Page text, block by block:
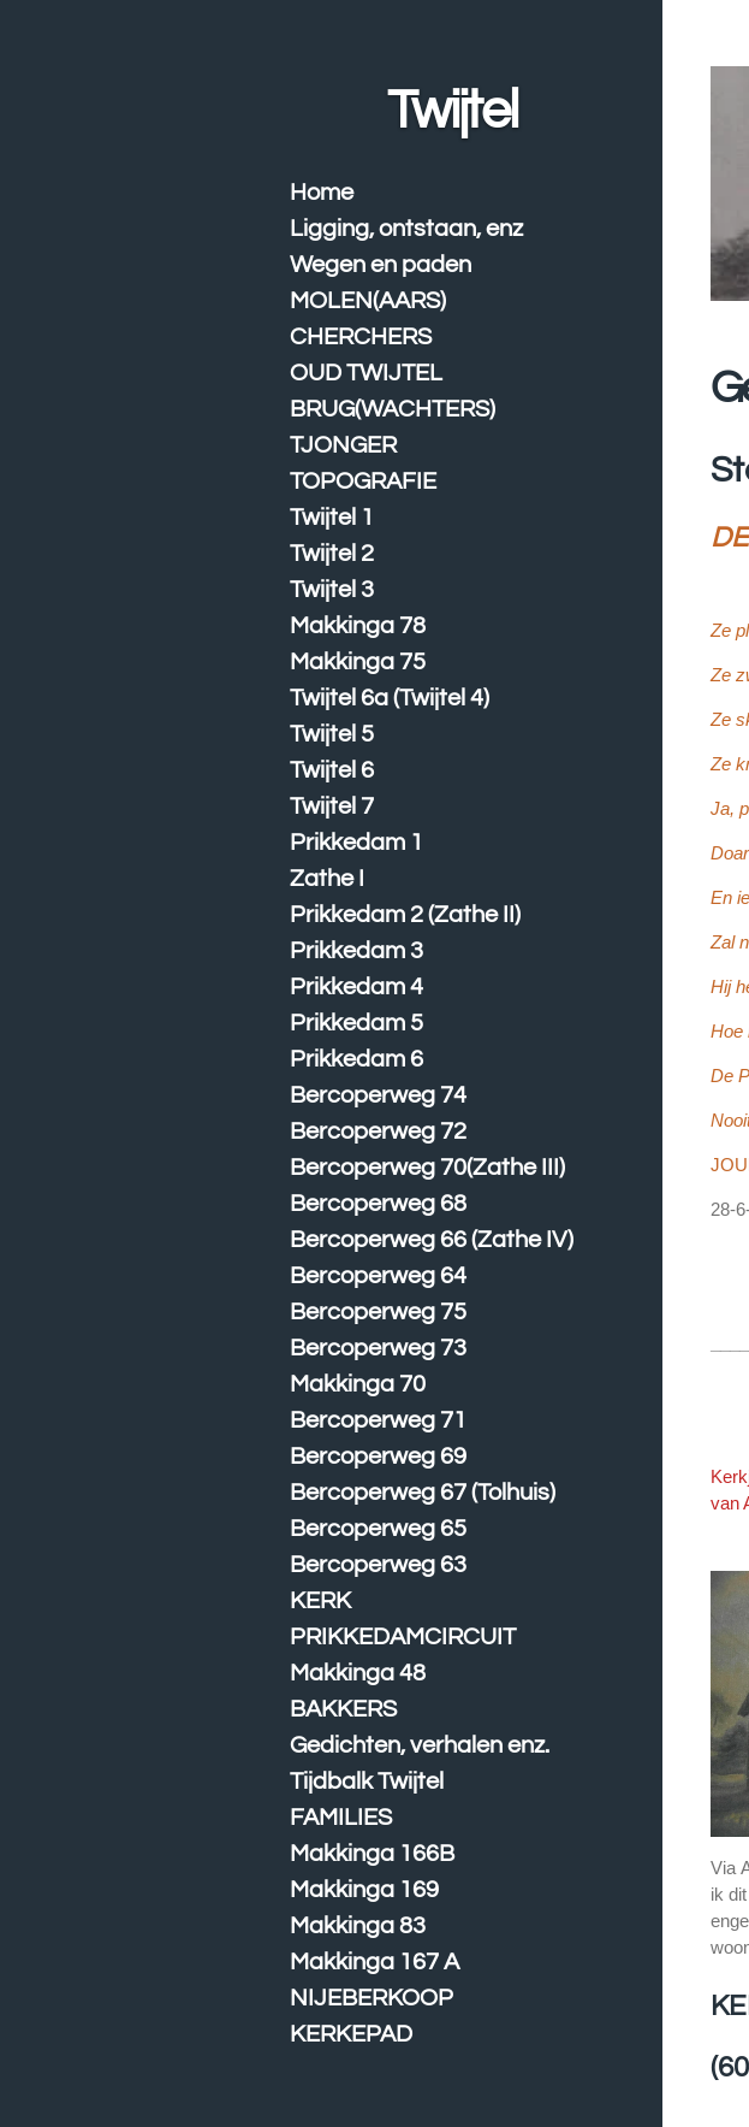
Ze
Ze
Ze
Ze
Ja,
En
Zal
Hij
Hoe
De
28-
van
Via
ik
Twijtel
Home
Ligging, ontstaan, enz
Wegen en paden
MOLEN(AARS)
CHERCHERS
OUD TWIJTEL
BRUG(WACHTERS)
TJONGER
TOPOGRAFIE
Twijtel 1
Twijtel 2
Twijtel 3
Makkinga 78
Makkinga 75
Twijtel 6a (Twijtel 4)
Twijtel 5
Twijtel 6
Twijtel 7
Prikkedam 1
Zathe I
Prikkedam 2 (Zathe II)
Prikkedam 3
Prikkedam 4
Prikkedam 5
Prikkedam 6
Bercoperweg 74
Bercoperweg 72
Bercoperweg 70(Zathe III)
Bercoperweg 68
Bercoperweg 66 (Zathe IV)
Bercoperweg 64
Bercoperweg 75
Bercoperweg 73
Makkinga 70
Bercoperweg 71
Bercoperweg 69
Bercoperweg 67 (Tolhuis)
Bercoperweg 65
Bercoperweg 63
KERK
PRIKKEDAMCIRCUIT
Makkinga 48
BAKKERS
Gedichten, verhalen enz.
Tijdbalk Twijtel
FAMILIES
Makkinga 166B
Makkinga 169
Makkinga 83
Makkinga 167 A
NIJEBERKOOP
KERKEPAD